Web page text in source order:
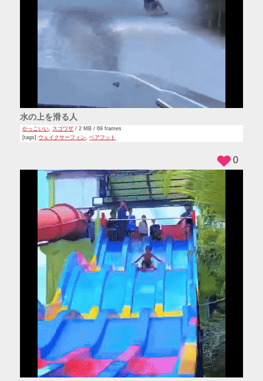
水の上を滑る人
かっこいい, スゴワザ / 2 MB / 69 frames
[tags] ウェイクサーフィン,ベアフット
0